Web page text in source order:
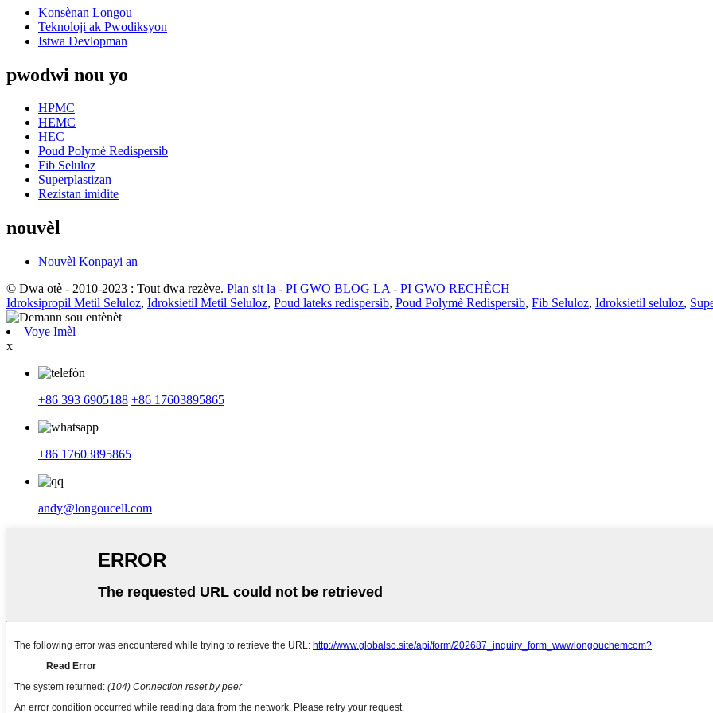
Konsènan Longou
Teknoloji ak Pwodiksyon
Istwa Devlopman
pwodwi nou yo
HPMC
HEMC
HEC
Poud Polymè Redispersib
Fib Seluloz
Superplastizan
Rezistan imidite
nouvèl
Nouvèl Konpayi an
© Dwa otè - 2010-2023 : Tout dwa rezève. Plan sit la - PI GWO BLOG LA - PI GWO RECHÈCH
Idroksipropil Metil Seluloz, Idroksietil Metil Seluloz, Poud lateks redispersib, Poud Polymè Redispersib, Fib Seluloz, Idroksietil seluloz,
Voye Imèl
x
+86 393 6905188 +86 17603895865
+86 17603895865
andy@longoucell.com